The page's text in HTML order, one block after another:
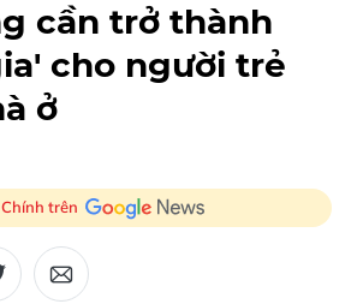
cần trở thành
cho người trẻ
ở
trên